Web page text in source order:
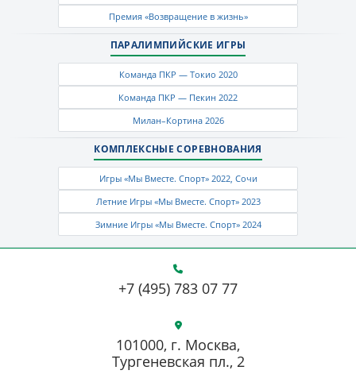
Премия «Возвращение в жизнь»
ПАРАЛИМПИЙСКИЕ ИГРЫ
Команда ПКР — Токио 2020
Команда ПКР — Пекин 2022
Милан–Кортина 2026
КОМПЛЕКСНЫЕ СОРЕВНОВАНИЯ
Игры «Мы Вместе. Спорт» 2022, Сочи
Летние Игры «Мы Вместе. Спорт» 2023
Зимние Игры «Мы Вместе. Спорт» 2024
+7 (495) 783 07 77
101000, г. Москва,
Тургеневская пл., 2